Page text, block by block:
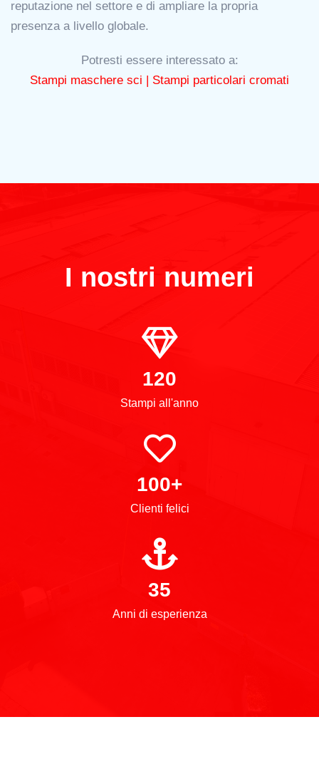
reputazione nel settore e di ampliare la propria
presenza a livello globale.
Potresti essere interessato a:
Stampi maschere sci | Stampi particolari cromati
I nostri numeri
120
Stampi all'anno
100+
Clienti felici
35
Anni di esperienza